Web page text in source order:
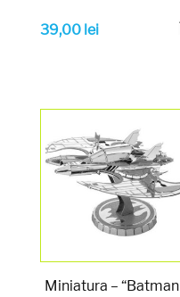
39,00 lei
Miniatura – “Batman